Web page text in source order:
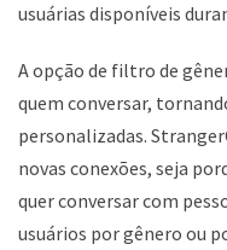
usuárias disponíveis
A opção de filtro de
quem conversar,
personalizadas.
novas conexões, seja
quer conversar com
usuários por gênero ou